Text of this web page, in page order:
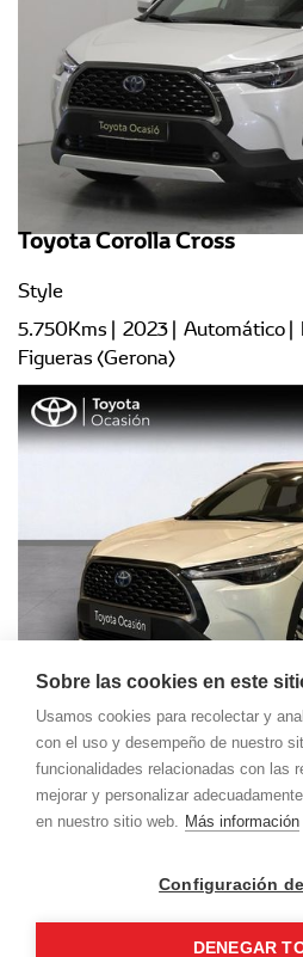
Toyota Corolla Cross
Style
5.750Kms | 2023 | Automático |
Figueras (Gerona)
Toyota Corolla Cross
Style
Sobre las cookies en este
Usamos cookies para recolectar y
con el uso y desempeño de nuestro
funcionalidades relacionadas con las
mejorar y personalizar
en nuestro sitio web. Más información
Configuración
DENEGAR